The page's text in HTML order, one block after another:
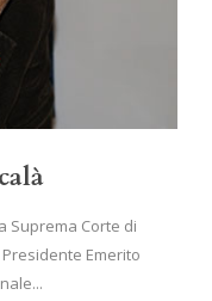
Suprema Corte di
Emerito